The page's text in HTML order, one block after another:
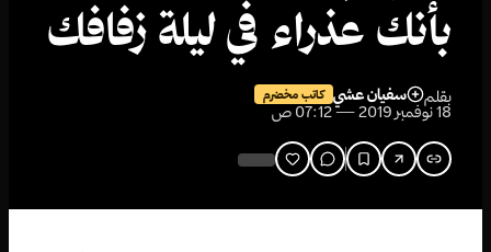
بأنك عذراء في ليلة زفافك
بقلم سفيان عشي كاتب مخضرم
18 نوفمبر 2019 — 07:12 ص